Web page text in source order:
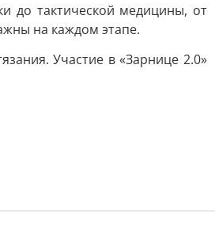
до тактической медицины, от
на каждом этапе.
Участие в «Зарнице 2.0»